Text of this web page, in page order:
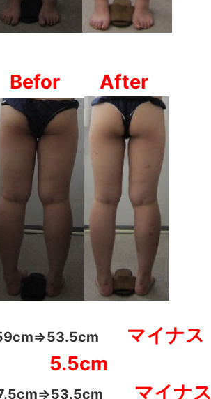
Befor After
マイナス
5.5cm
マイナス